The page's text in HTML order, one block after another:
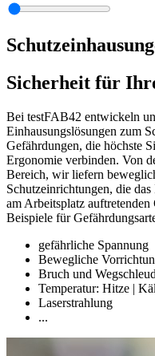
Sicherheit für
Bei testFAB42 entwickeln
Einhausungslösungen zum
Gefährdungen, die höchste
Ergonomie verbinden. Von
Bereich, wir liefern
Schutzeinrichtungen, die
am Arbeitsplatz auftretenden
Beispiele für
gefährliche Spannung
Bewegliche
Bruch und
Temperatur: Hitze |
Laserstrahlung
...